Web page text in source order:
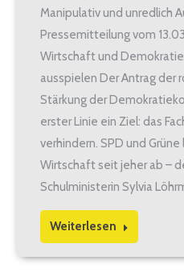
Manipulativ und unredlich
Pressemitteilung vom
Wirtschaft und
ausspielen Der Antrag
Stärkung der
erster Linie ein Ziel: das
verhindern. SPD und Grüne
Wirtschaft seit jeher ab –
Schulministerin Sylvia
Weiterlesen